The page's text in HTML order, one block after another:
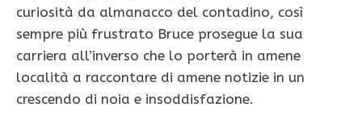
curiosità da almanacco del contadino, così
sempre più frustrato Bruce prosegue la sua
carriera all’inverso che lo porterà in amene
località a raccontare di amene notizie in un
crescendo di noia e insoddisfazione.